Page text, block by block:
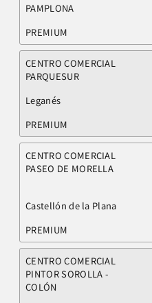
PAMPLONA
PREMIUM
CENTRO COMERCIAL
PARQUESUR
Leganés
PREMIUM
CENTRO COMERCIAL
PASEO DE MORELLA
Castellón de la Plana
PREMIUM
CENTRO COMERCIAL
PINTOR SOROLLA -
COLÓN